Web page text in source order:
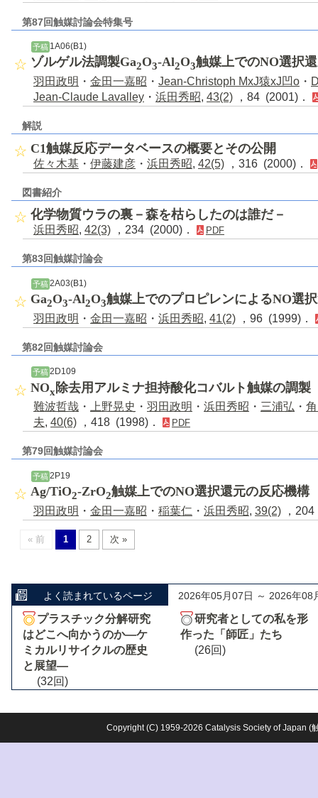
第87回触媒討論会特集号
予稿 1A06(B1)
ゾルゲル法調製Ga2O3-Al2O3触媒上でのNO選択
羽田政明 ・ 金田一嘉昭 ・ Jean-Christoph MxJ猿xJ凹o ・
Jean-Claude Lavalley ・ 浜田秀昭, 43(2) ，84 (2001)．
解説
C1触媒反応データベースの概要とその公開
佐々木基 ・ 伊藤建彦 ・ 浜田秀昭, 42(5) ，316 (2000)．
図書紹介
化学物質ウラの裏－森を枯らしたのは誰だ－
浜田秀昭, 42(3) ，234 (2000)． PDF
第83回触媒討論会
予稿 2A03(B1)
Ga2O3-Al2O3触媒上でのプロピレンによるNO選
羽田政明 ・ 金田一嘉昭 ・ 浜田秀昭, 41(2) ，96 (1999)．
第82回触媒討論会
予稿 2D109
NOx 除去用アルミナ担持酸化コバルト触媒の調製
難波哲哉 ・ 上野晃史 ・ 羽田政明 ・ 浜田秀昭 ・ 三浦弘 ・
夫, 40(6) ，418 (1998)． PDF
第79回触媒討論会
予稿2P19
Ag/TiO2-ZrO2触媒上でのNO選択還元の反応機構
羽田政明 ・ 金田一嘉昭 ・ 稲葉仁 ・ 浜田秀昭, 39(2) ，
« 前 1 2 次 »
よく読まれているページ 2026年05月07日 ～ 2026年08
プラスチック分解研究
はどこへ向かうのか―ケ
ミカルリサイクルの歴史
と展望―
(32回)
研究者としての私を形
作った「師匠」たち
(26回)
Copyright (C) 1959-2026 Catalysis Society of Japan (